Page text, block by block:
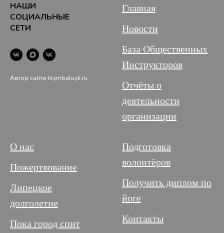
НАШИ
СОЦИАЛЬНЫЕ
СЕТИ
Автор сайта tsymbaluyk.ru
Главная
Новости
База Общественных
Инструкторов
Отчёты о
деятельности
организации
О нас
Пожертвование
Липецкое
долголетие
Пока город спит
Подготовка
волонтёров
Получить диплом по
йоге
Контакты